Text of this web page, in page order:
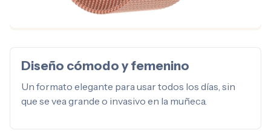
Diseño cómodo y femenino
Un formato elegante para usar todos los días, sin
que se vea grande o invasivo en la muñeca.